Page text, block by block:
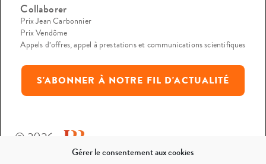
Gérer le consentement aux cookies
Collaborer
Prix Jean Carbonnier
Prix Vendôme
Appels d’offres, appel à prestations et communications scientifiques
S'ABONNER À NOTRE FIL D'ACTUALITÉ
© 2026